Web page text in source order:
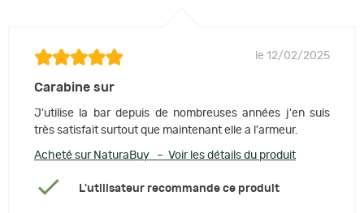
le 12/02/2025
Carabine sur
J'utilise la bar depuis de nombreuses années j'en suis
très satisfait surtout que maintenant elle a l'armeur.
Acheté sur NaturaBuy – Voir les détails du produit
L'utilisateur recommande ce produit